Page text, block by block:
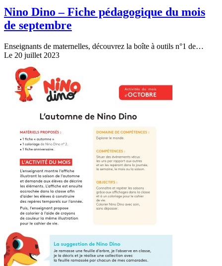
Nino Dino – Fiche pédagogique du mois
de septembre
Enseignants de maternelles, découvrez la boîte à outils n°1 de…
Le 20 juillet 2023